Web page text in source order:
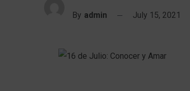
By admin July 15, 2021